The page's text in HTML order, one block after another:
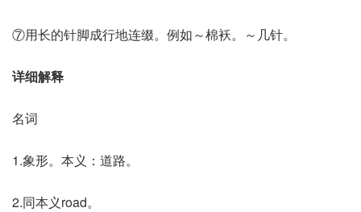
⑦用长的针脚成行地连缀。例如～棉袄。～几针。
详细解释
名词
1.象形。本义：道路。
2.同本义road。